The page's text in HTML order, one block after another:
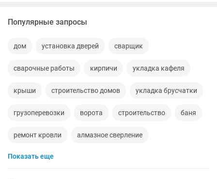
Популярные запросы
дом установка дверей сварщик
сварочные работы кирпичи укладка кафеля
крыши строительство домов укладка брусчатки
грузоперевозки ворота строительство баня
ремонт кровли алмазное сверление
вывоз мусора
Показать еще